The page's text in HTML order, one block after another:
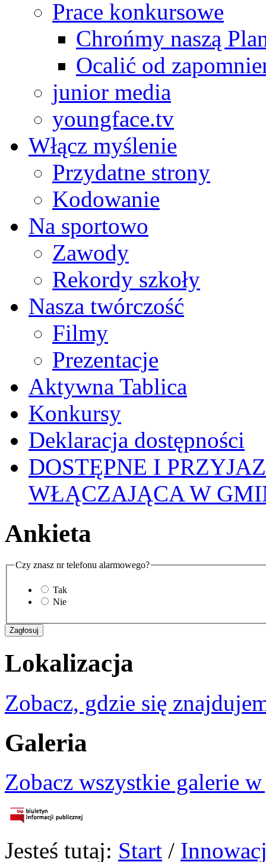
Prace konkursowe
Chrońmy naszą
Ocalić od
junior media
youngface.tv
Włącz myślenie
Przydatne strony
Kodowanie
Na sportowo
Zawody
Rekordy szkoły
Nasza twórczość
Filmy
Prezentacje
Aktywna Tablica
Konkursy
Deklaracja dostępności
DOSTĘPNE I
WŁĄCZAJĄCA W
Ankieta
Czy znasz nr telefonu alarmowego?
Tak
Nie
Lokalizacja
Zobacz, gdzie się
Galeria
Zobacz wszystkie galerie
Jesteś tutaj: Start /